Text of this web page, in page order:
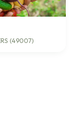
(49007)